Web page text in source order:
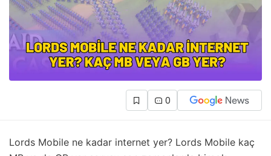
0
Lords Mobile ne kadar internet yer? Lords Mobile kaç